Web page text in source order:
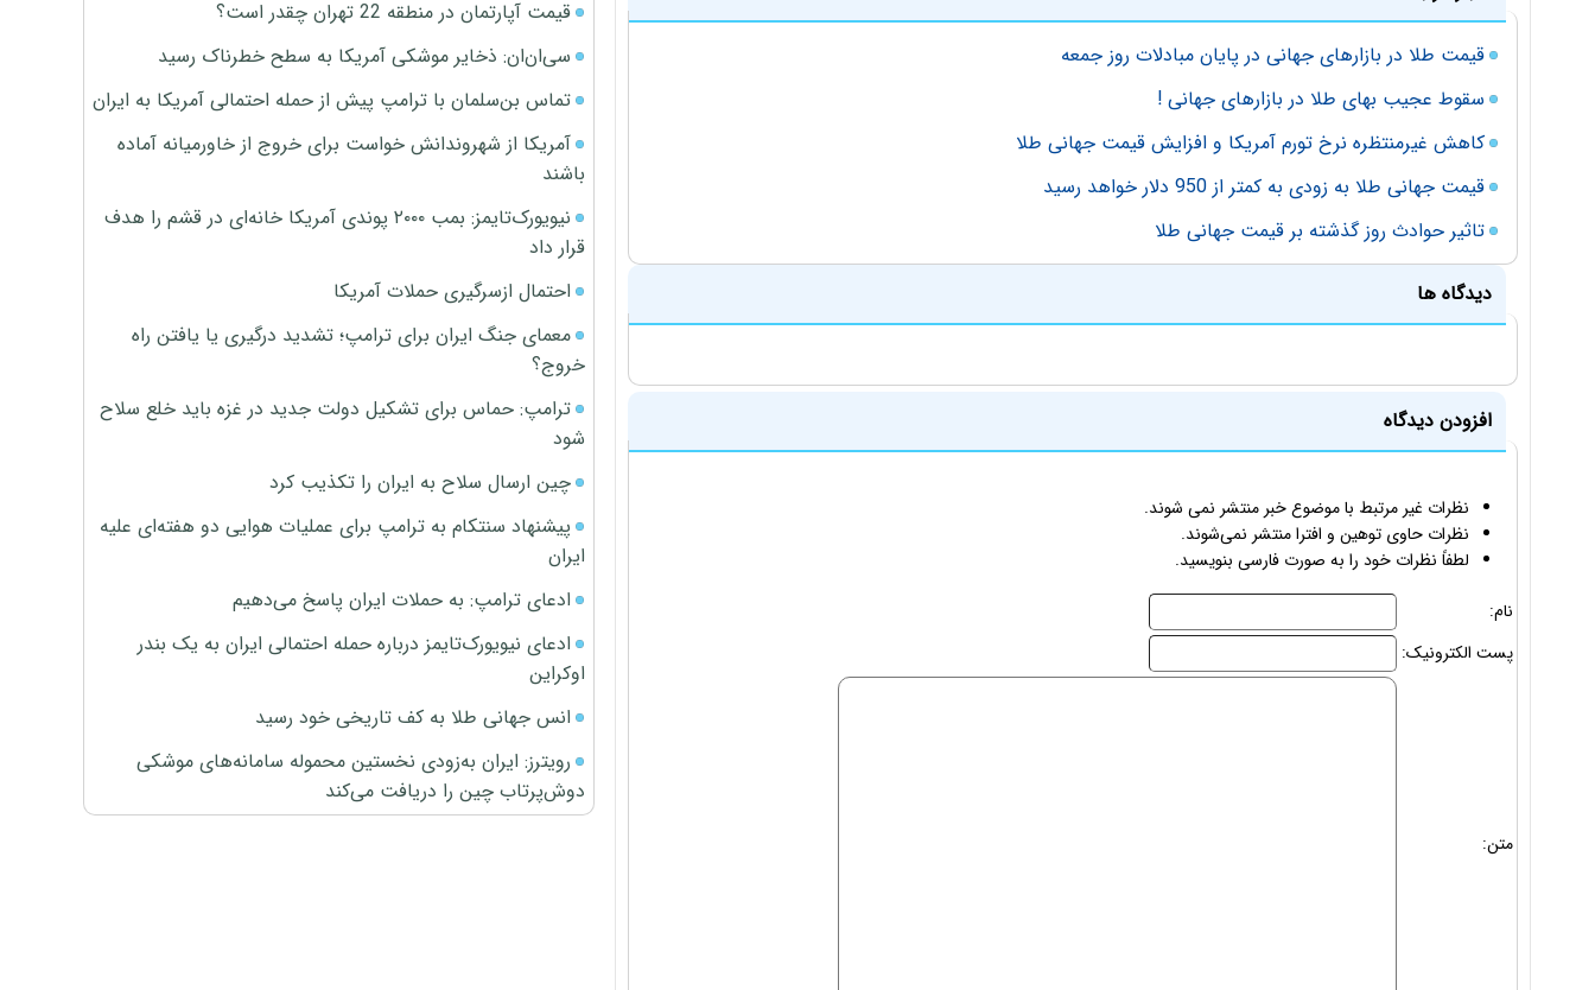
قیمت طلا در بازارهای جهانی در پایان مبادلات روز جمعه
سقوط عجیب بهای طلا در بازارهای جهانی !
کاهش غیرمنتظره نرخ تورم آمریکا و افزایش قیمت جهانی طلا
قیمت جهانی طلا به زودی به کمتر از 950 دلار خواهد رسید
تاثیر حوادث روز گذشته بر قیمت جهانی طلا
دیدگاه ها
افزودن دیدگاه
نظرات غیر مرتبط با موضوع خبر منتشر نمی شوند.
نظرات حاوی توهین و افترا منتشر نمی‌شوند.
لطفاً نظرات خود را به صورت فارسی بنویسید.
نام:
پست الکترونیک:
متن:
قیمت آپارتمان در منطقه 22 تهران چقدر است؟
سی‌ان‌ان: ذخایر موشکی آمریکا به سطح خطرناک رسید
تماس بن‌سلمان با ترامپ پیش از حمله احتمالی آمریکا به ایران
آمریکا از شهروندانش خواست برای خروج از خاورمیانه آماده
باشند
نیویورک‌تایمز: بمب ۲۰۰۰ پوندی آمریکا خانه‌ای در قشم را هدف
قرار داد
احتمال ازسرگیری حملات آمریکا
معمای جنگ ایران برای ترامپ؛ تشدید درگیری یا یافتن راه
خروج؟
ترامپ: حماس برای تشکیل دولت جدید در غزه باید خلع سلاح
شود
چین ارسال سلاح به ایران را تکذیب کرد
پیشنهاد سنتکام به ترامپ برای عملیات هوایی دو هفته‌ای علیه
ایران
ادعای ترامپ: به حملات ایران پاسخ می‌دهیم
ادعای نیویورک‌تایمز درباره حمله احتمالی ایران به یک بندر
اوکراین
انس جهانی طلا به کف تاریخی خود رسید
رویترز: ایران به‌زودی نخستین محموله سامانه‌های موشکی
دوش‌پرتاب چین را دریافت می‌کند